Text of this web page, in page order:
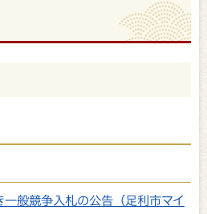
般競争入札の公告（足利市マイ